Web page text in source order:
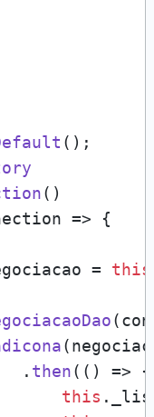
();
()
=> {
= this
.
then( () => {
this .